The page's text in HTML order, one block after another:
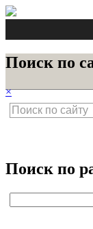
Поиск по
×
Поиск по